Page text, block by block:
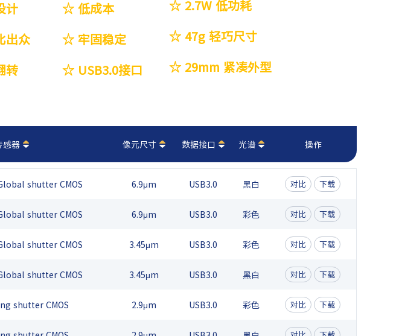
计 ☆ 低成本
☆ 2.7W 低功耗
出众
☆ 牢固稳定
☆ 47g 轻巧尺寸
转
☆ USB3.0接口 ☆ 29mm 紧凑外型
感器 像元尺寸 数据接口 光谱 操作
shutter CMOS 6.9μm USB3.0 黑白 对比 下载
shutter CMOS 6.9μm USB3.0 彩色 对比 下载
shutter CMOS 3.45μm USB3.0 彩色 对比 下载
shutter CMOS 3.45μm USB3.0 黑白 对比 下载
shutter CMOS 2.9μm USB3.0 彩色 对比 下载